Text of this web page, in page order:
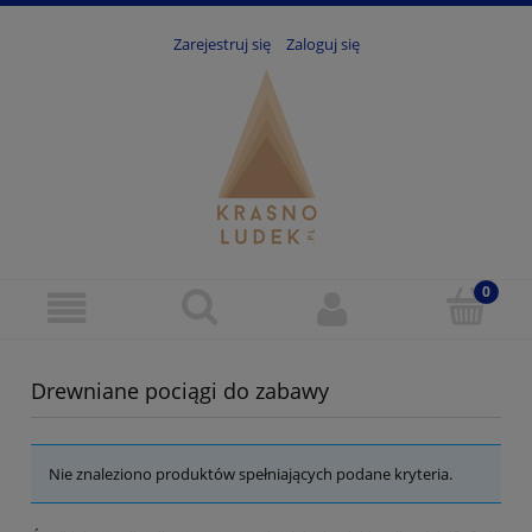
Zarejestruj się Zaloguj się
Drewniane pociągi do zabawy
Nie znaleziono produktów spełniających podane kryteria.